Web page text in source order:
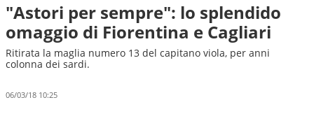
"Astori per sempre": lo splendido
omaggio di Fiorentina e Cagliari
Ritirata la maglia numero 13 del capitano viola, per anni
colonna dei sardi.
06/03/18 10:25